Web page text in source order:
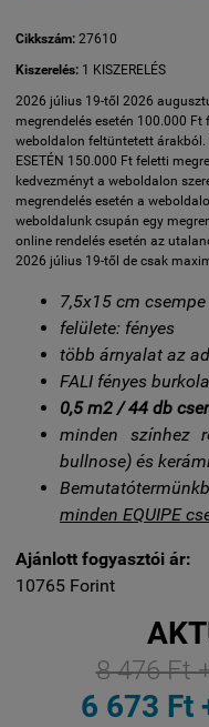
Cikkszám: 27610
Kiszerelés: 1 KISZERELÉS
2026 július 19-től 2026
megrendelés esetén 100.000
weboldalon feltüntetett árakból.
ESETÉN 150.000 Ft feletti
kedvezményt a weboldalon
megrendelés esetén a
weboldalunk csupán egy
online rendelés esetén az
2026 július 19-től de csak
7,5x15 cm
felülete: fényes
több árnyalat az
FALI fényes
0,5 m2 / 44 db
minden színhez
bullnose) és
minden EQUIPE
Ajánlott fogyasztói ár:
10765 Forint
8 476 Ft
6 673 Ft